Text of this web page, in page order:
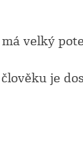
velký
je